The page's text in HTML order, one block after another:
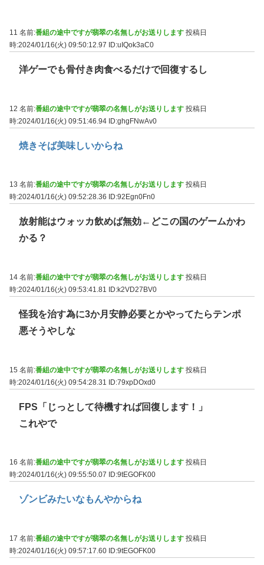
11 名前:番組の途中ですが翡翠の名無しがお送りします 投稿日
時:2024/01/16(火) 09:50:12.97
ID:uIQok3aC0
洋ゲーでも骨付き肉食べるだけで回復するし
12 名前:番組の途中ですが翡翠の名無しがお送りします 投稿日
時:2024/01/16(火) 09:51:46.94 ID:ghgFNwAv0
焼きそば美味しいからね
13 名前:番組の途中ですが翡翠の名無しがお送りします 投稿日
時:2024/01/16(火) 09:52:28.36
ID:92Egn0Fn0
放射能はウォッカ飲めば無効←どこの国のゲームかわ
かる？
14 名前:番組の途中ですが翡翠の名無しがお送りします 投稿日
時:2024/01/16(火) 09:53:41.81
ID:k2VD27BV0
怪我を治す為に3か月安静必要とかやってたらテンポ
悪そうやしな
15 名前:番組の途中ですが翡翠の名無しがお送りします 投稿日
時:2024/01/16(火) 09:54:28.31 ID:79xpDOxd0
FPS「じっとして待機すれば回復します！」
これやで
16 名前:番組の途中ですが翡翠の名無しがお送りします 投稿日
時:2024/01/16(火) 09:55:50.07
ID:9tEGOFK00
ゾンビみたいなもんやからね
17 名前:番組の途中ですが翡翠の名無しがお送りします 投稿日
時:2024/01/16(火) 09:57:17.60 ID:9tEGOFK00